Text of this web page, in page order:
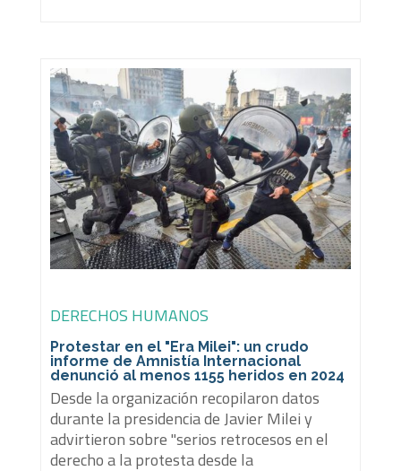
DERECHOS HUMANOS
Protestar en el "Era Milei": un crudo
informe de Amnistía Internacional
denunció al menos 1155 heridos en 2024
Desde la organización recopilaron datos
durante la presidencia de Javier Milei y
advirtieron sobre "serios retrocesos en el
derecho a la protesta desde la